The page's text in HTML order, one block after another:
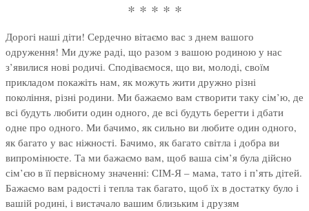
* * * * *
Дорогі наші діти! Сердечно вітаємо вас з днем вашого
одруження! Ми дуже раді, що разом з вашою родиною у нас
з’явилися нові родичі. Сподіваємося, що ви, молоді, своїм
прикладом покажіть нам, як можуть жити дружно різні
покоління, різні родини. Ми бажаємо вам створити таку сім’ю, де
всі будуть любити один одного, де всі будуть берегти і дбати
одне про одного. Ми бачимо, як сильно ви любите один одного,
як багато у вас ніжності. Бачимо, як багато світла і добра ви
випромінюєте. Та ми бажаємо вам, щоб ваша сім’я була дійсно
сім’єю в її первісному значенні: СІМ-Я – мама, тато і п’ять дітей.
Бажаємо вам радості і тепла так багато, щоб їх в достатку було і
вашій родині, і вистачало вашим близьким і друзям